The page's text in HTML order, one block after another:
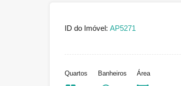
ID do Imóvel: AP5271
Quartos Banheiros Área